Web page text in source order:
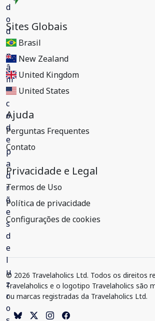
Sites Globais
Brasil
New Zealand
United Kingdom
United States
Ajuda
Perguntas Frequentes
Contato
Privacidade e Legal
Termos de Uso
Política de privacidade
Configurações de cookies
© 2026 Travelaholics Ltd. Todos os direitos
Travelaholics e o logotipo Travelaholics são
ou marcas registradas da Travelaholics Ltd.